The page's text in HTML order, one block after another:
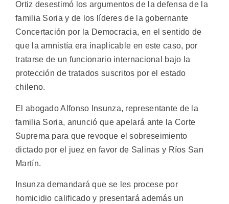
Ortiz desestimó los argumentos de la defensa de la
familia Soria y de los líderes de la gobernante
Concertación por la Democracia, en el sentido de
que la amnistía era inaplicable en este caso, por
tratarse de un funcionario internacional bajo la
protección de tratados suscritos por el estado
chileno.
El abogado Alfonso Insunza, representante de la
familia Soria, anunció que apelará ante la Corte
Suprema para que revoque el sobreseimiento
dictado por el juez en favor de Salinas y Ríos San
Martín.
Insunza demandará que se les procese por
homicidio calificado y presentará además un